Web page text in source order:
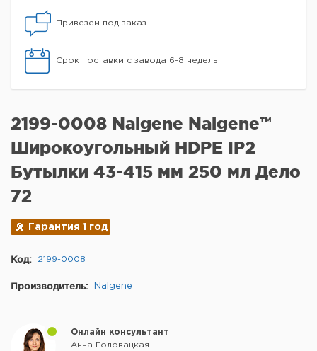
Привезем под заказ
Срок поставки с завода 6-8 недель
2199-0008 Nalgene Nalgene™
Широкоугольный HDPE IP2
Бутылки 43-415 мм 250 мл Дело
72
Гарантия 1 год
Код: 2199-0008
Производитель: Nalgene
Онлайн консультант
Анна Головацкая